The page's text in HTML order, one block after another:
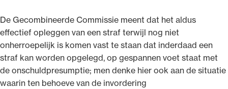
De Gecombineerde Commissie meent dat het aldus
effectief opleggen van een straf terwijl nog niet
onherroepelijk is komen vast te staan dat inderdaad een
straf kan worden opgelegd, op gespannen voet staat met
de onschuldpresumptie; men denke hier ook aan de situatie
waarin ten behoeve van de invordering